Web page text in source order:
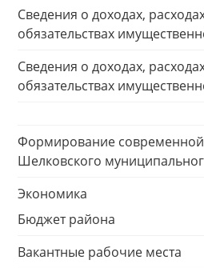
Сведения о доходах,
обязательствах
Сведения о доходах,
обязательствах
Формирование современной
Шелковского
Экономика
Бюджет района
Вакантные рабочие места